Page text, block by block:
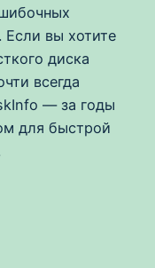
Если вы хотите
диска
всегда
— за годы
для быстрой